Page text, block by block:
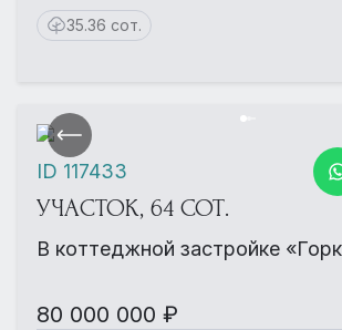
35.36 сот.
УЧАСТОК, 64 СОТ.
В коттеджной застройке
80 000 000 ₽
ID 117433